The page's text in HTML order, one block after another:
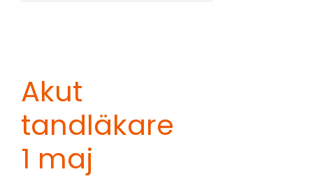
Akut
tandläkare
1 maj